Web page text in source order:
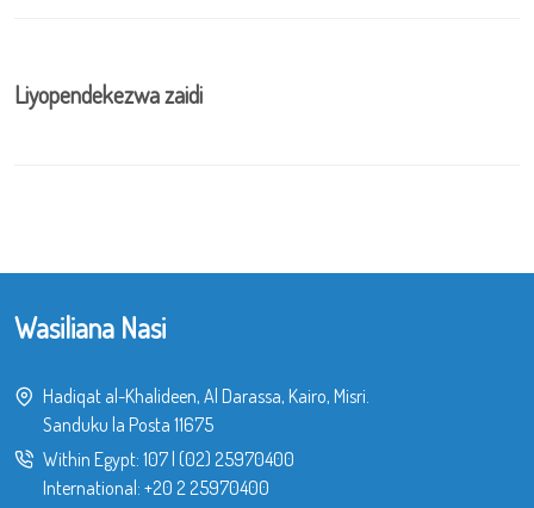
Liyopendekezwa zaidi
Wasiliana Nasi
Hadiqat al-Khalideen, Al Darassa, Kairo, Misri.
Sanduku la Posta 11675
Within Egypt: 107| (02) 25970400
International: +20 2 25970400